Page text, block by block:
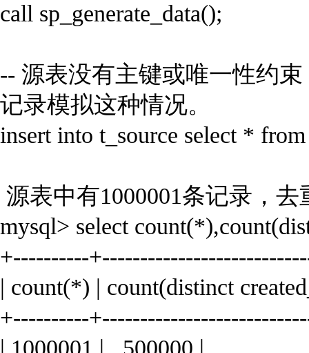
call sp_generate_data();
-- 源表没有主键或唯一性约
记录模拟这种情况。
insert into t_source select *
源表中有1000001条记录，
mysql> select
+----------
| count(*) | count(distinct
+----------
| 1000001 | 500000 |